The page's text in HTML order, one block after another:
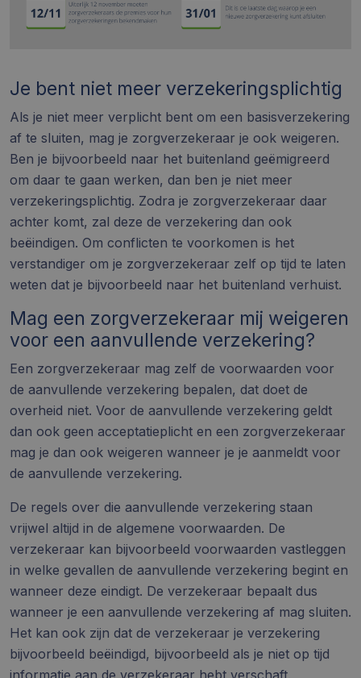
Je bent niet meer verzekeringsplichtig
Als je niet meer verplicht bent om een basisverzekering
af te sluiten, mag je zorgverzekeraar je ook weigeren.
Ben je bijvoorbeeld naar het buitenland geëmigreerd
om daar te gaan werken, dan ben je niet meer
verzekeringsplichtig. Zodra je zorgverzekeraar daar
achter komt, zal deze de verzekering dan ook
beëindigen. Om conflicten te voorkomen is het
verstandiger om je zorgverzekeraar zelf op tijd te laten
weten dat je bijvoorbeeld naar het buitenland verhuist.
Mag een zorgverzekeraar mij weigeren
voor een aanvullende verzekering?
Een zorgverzekeraar mag zelf de voorwaarden voor
de aanvullende verzekering bepalen, dat doet de
overheid niet. Voor de aanvullende verzekering geldt
dan ook geen acceptatieplicht en een zorgverzekeraar
mag je dan ook weigeren wanneer je je aanmeldt voor
de aanvullende verzekering.
De regels over die aanvullende verzekering staan
vrijwel altijd in de algemene voorwaarden. De
verzekeraar kan bijvoorbeeld voorwaarden vastleggen
in welke gevallen de aanvullende verzekering begint en
wanneer deze eindigt. De verzekeraar bepaalt dus
wanneer je een aanvullende verzekering af mag sluiten.
Het kan ook zijn dat de verzekeraar je verzekering
bijvoorbeeld beëindigd, bijvoorbeeld als je niet op tijd
informatie aan de verzekeraar hebt verschaft.